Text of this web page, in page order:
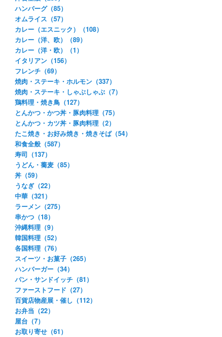
ハンバーグ（85）
オムライス（57）
カレー（エスニック）（108）
カレー（洋、欧）（89）
カレー（洋・欧）（1）
イタリアン（156）
フレンチ（69）
焼肉・ステーキ・ホルモン（337）
焼肉・ステーキ・しゃぶしゃぶ（7）
鶏料理・焼き鳥（127）
とんかつ・かつ丼・豚肉料理（75）
とんかつ・カツ丼・豚肉料理（2）
たこ焼き・お好み焼き・焼きそば（54）
和食全般（587）
寿司（137）
うどん・蕎麦（85）
丼（59）
うなぎ（22）
中華（321）
ラーメン（275）
串かつ（18）
沖縄料理（9）
韓国料理（52）
各国料理（76）
スイーツ・お菓子（265）
ハンバーガー（34）
パン・サンドイッチ（81）
ファーストフード（27）
百貨店物産展・催し（112）
お弁当（22）
屋台（7）
お取り寄せ（61）